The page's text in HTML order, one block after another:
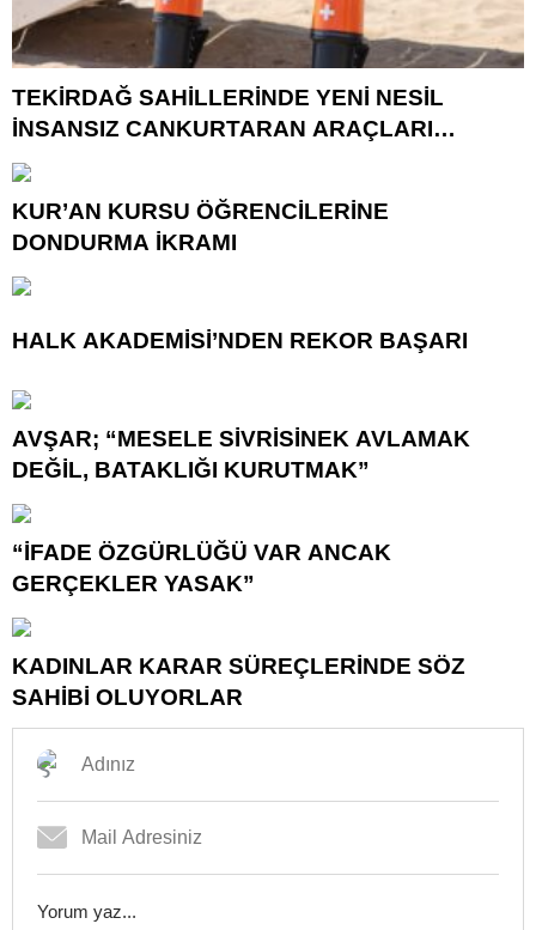
TEKİRDAĞ SAHİLLERİNDE YENİ NESİL
İNSANSIZ CANKURTARAN ARAÇLARI
GÖREVDE
KUR’AN KURSU ÖĞRENCİLERİNE
DONDURMA İKRAMI
HALK AKADEMİSİ’NDEN REKOR BAŞARI
AVŞAR; “MESELE SİVRİSİNEK AVLAMAK
DEĞİL, BATAKLIĞI KURUTMAK”
“İFADE ÖZGÜRLÜĞÜ VAR ANCAK
GERÇEKLER YASAK”
KADINLAR KARAR SÜREÇLERİNDE SÖZ
SAHİBİ OLUYORLAR